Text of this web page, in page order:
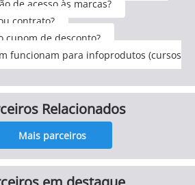
de acesso às marcas?
contrato?
cupom de desconto?
funcionam para infoprodutos (cursos
Relacionados
Mais parceiros